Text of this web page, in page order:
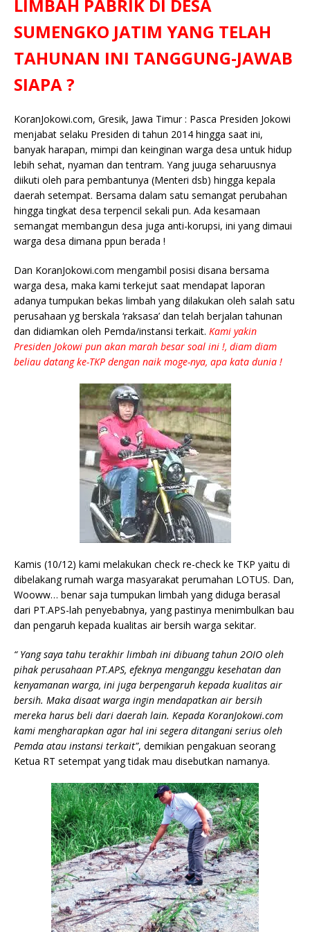
c
e
b
o
o
k
it
te
r
ai
l
at
s
A
p
y
Li
k
a
o
e
p
e
e
n
r
LIMBAH PABRIK DI DESA
SUMENGKO JATIM YANG TELAH
TAHUNAN INI TANGGUNG-JAWAB
SIAPA ?
KoranJokowi.com, Gresik, Jawa Timur : Pasca Presiden Jokowi
menjabat selaku Presiden di tahun 2014 hingga saat ini,
banyak harapan, mimpi dan keinginan warga desa untuk hidup
lebih sehat, nyaman dan tentram. Yang juuga seharuusnya
diikuti oleh para pembantunya (Menteri dsb) hingga kepala
daerah setempat. Bersama dalam satu semangat perubahan
hingga tingkat desa terpencil sekali pun. Ada kesamaan
semangat membangun desa juga anti-korupsi, ini yang dimaui
warga desa dimana ppun berada !
Dan KoranJokowi.com mengambil posisi disana bersama
warga desa, maka kami terkejut saat mendapat laporan
adanya tumpukan bekas limbah yang dilakukan oleh salah satu
perusahaan yg berskala ‘raksasa’ dan telah berjalan tahunan
dan didiamkan oleh Pemda/instansi terkait. Kami yakin
Presiden Jokowi pun akan marah besar soal ini !, diam diam
beliau datang ke-TKP dengan naik moge-nya, apa kata dunia !
Kamis (10/12) kami melakukan check re-check ke TKP yaitu di
dibelakang rumah warga masyarakat perumahan LOTUS. Dan,
Wooww… benar saja tumpukan limbah yang diduga berasal
dari PT.APS-lah penyebabnya, yang pastinya menimbulkan bau
dan pengaruh kepada kualitas air bersih warga sekitar.
“ Yang saya tahu terakhir limbah ini dibuang tahun 2OIO oleh
pihak perusahaan PT.APS, efeknya menganggu kesehatan dan
kenyamanan warga, ini juga berpengaruh kepada kualitas air
bersih. Maka disaat warga ingin mendapatkan air bersih
mereka harus beli dari daerah lain. Kepada KoranJokowi.com
kami mengharapkan agar hal ini segera ditangani serius oleh
Pemda atau instansi terkait”, demikian pengakuan seorang
Ketua RT setempat yang tidak mau disebutkan namanya.